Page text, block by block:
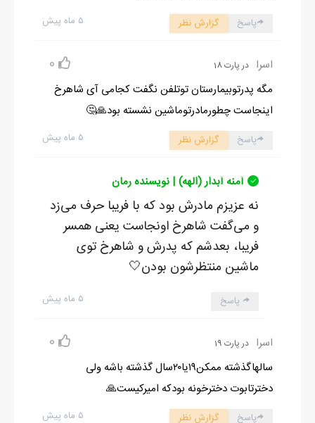
۵ ماه پیش پاسخ گزارش نظر
اسرا در پارت 18 0
مگه پدرتوبیمارستان توتلفن نگفت کجامی آی شاهرخ
اینجاست چطورمادرتوماشین نشسته بود🙏🤔
۵ ماه پیش پاسخ گزارش نظر
آمنه آبدار (الهه) | نویسنده رمان
نه عزیزم مادرش بود که با فریبا حرف می‌زد
و می‌گفت شاهرخ اونجاست یعنی همسر
فریبا، بعدشم که پدرش و شاهرخ توی
ماشین منتظرشون بودن🤍
۵ ماه پیش پاسخ
اسرا در پارت 19 0
سالهاگذشته ممکن۱۹یا۲۰سال گذشته باشه ولی
دخترتابوت دخترخونه بودکه امیرکیست🙏
۵ ماه پیش پاسخ گزارش نظر